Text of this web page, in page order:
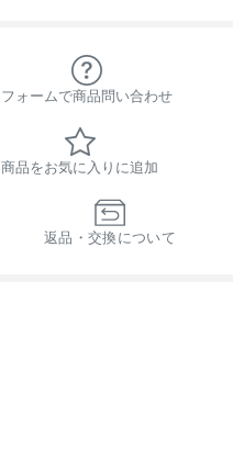
フォームで商品問い合わせ
商品をお気に入りに追加
返品・交換について